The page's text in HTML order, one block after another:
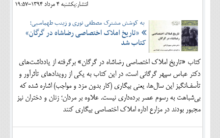
انتشار:يکشنبه 4 مرداد 1394-19:57
به کوشش مشترک مصطفی نوری و زینب طهماسبی؛
«تاریخ املاک اختصاصی رضاشاه در گرگان»
کتاب شد
کتاب «تاریخ املاک اختصاصی رضاشاه در گرگان» برگرفته از یادداشت‌های
دکتر عباس سپهر گرگانی است، در این کتاب به یکی از رویدادهای تأثرآور و
تأسف‏‌انگیز این سال‏‌ها، یعنی بیگاری (کار بدون مزد و مواجب) اشاره شده که
بی‏‌شباهت به رسوم عصر برده‌‏داری نیست. علاوه بر مردان؛ زنان و دختران نیز
مجبور بودند در مزارع اداره املاک اختصاصی بیگاری کنند